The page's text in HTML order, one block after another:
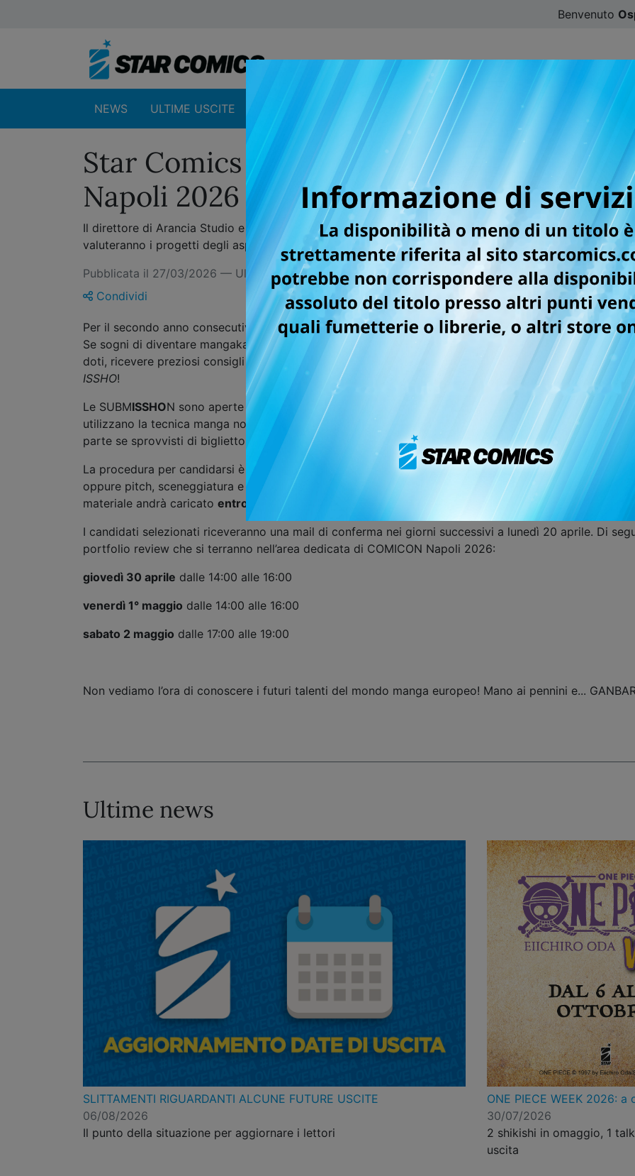
Benvenuto
NEWS ULTIME USCITE CATALOGO SFOGLIA ONLINE DIGISTAR
Star Comics apre le SUBMISSHON
Napoli 2026
Il direttore di Arancia Studio e coordinatore editoriale di Manga Issho Davide Morando e il publishing
valuteranno i progetti degli aspiranti selezionati
Pubblicata il 27/03/2026 — Ultimo aggiornamento 27/03/2026
Condividi
Per il secondo anno consecutivo tornano a COMICON Napoli le SUBMISSHON!
Se sogni di diventare mangaka professionista e di venire pubblicato nei principali paesi europei, non
doti, ricevere preziosi consigli e feedback per migliorare ulteriormente il tuo lavoro ed
ISSHO!
Le SUBMISSHON sono aperte a sceneggiatori, disegnatori e autori completi che utilizzano la tecnica
utilizzano la tecnica manga non saranno selezionati. Le SUBM
N si terranno all'interno di
parte se sprovvisti di biglietto o accredito per COMICON. Non sarà possibile altresì partecipare da
La procedura per candidarsi è semplice: occorre preparare un portfolio contenente character
oppure pitch, sceneggiatura e schede personaggi (per gli sceneggiatori), oppure un name di
materiale andrà caricato entro lunedì 20 aprile nello spazio WeTransfer di Star Comics:
https://
I candidati selezionati riceveranno una mail di conferma nei giorni successivi a lunedì 20 aprile. Di
portfolio review che si terranno nell’area dedicata di COMICON Napoli 2026:
giovedì 30 aprile dalle 14:00 alle 16:00
venerdì 1° maggio dalle 14:00 alle 16:00
sabato 2 maggio dalle 17:00 alle 19:00
Non vediamo l’ora di conoscere i futuri talenti del mondo manga europeo! Mano ai pennini e...
Ultime news
SLITTAMENTI RIGUARDANTI ALCUNE FUTURE USCITE
06/08/2026
Il punto della situazione per aggiornare i lettori
ONE PIECE WEEK 2026:
30/07/2026
2 shikishi in omaggio, 1
uscita